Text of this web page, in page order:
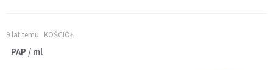
9 lat temu KOŚCIÓŁ
PAP / ml